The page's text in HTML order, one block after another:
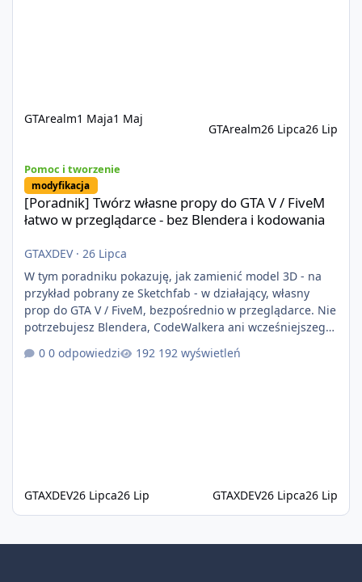
GTArealm1 Maja1 Maj
GTArealm26 Lipca26 Lip
Pomoc i tworzenie
modyfikacja
[Poradnik] Twórz własne propy do GTA V / FiveM
łatwo w przeglądarce - bez Blendera i kodowania
GTAXDEV· 26 Lipca
W tym poradniku pokazuję, jak zamienić model 3D - na
przykład pobrany ze Sketchfab - w działający, własny
prop do GTA V / FiveM, bezpośrednio w przeglądarce. Nie
potrzebujesz Blendera, CodeWalkera ani wcześniejszego
doświadczenia z moddingiem. W tym przykładzie
używam modelu basenu, ale ta sama metoda sprawdzi
0 odpowiedzi 192 wyświetleń
GTAXDEV26 Lipca26 Lip GTAXDEV26 Lipca26 Lip